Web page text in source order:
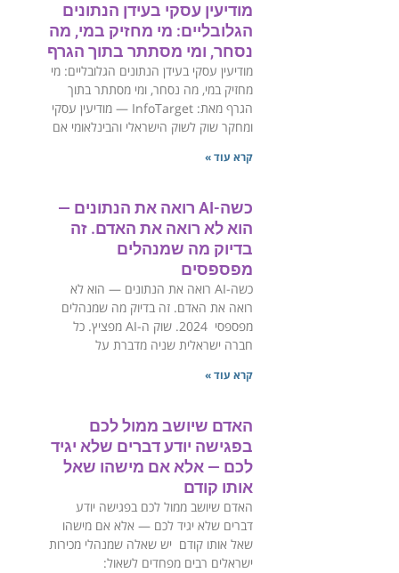
מודיעין עסקי בעידן הנתונים
הגלובליים: מי מחזיק במי, מה
נסחר, ומי מסתתר בתוך הגרף
‏מודיעין עסקי בעידן הנתונים הגלובליים: מי
מחזיק במי, מה נסחר, ומי מסתתר בתוך
הגרף ‏מאת: InfoTarget — מודיעין עסקי
ומחקר שוק לשוק הישראלי והבינלאומי ‏אם
קרא עוד »
כשה-AI רואה את הנתונים —
הוא לא רואה את האדם. זה
בדיוק מה שמנהלים
מפספסים
כשה-AI רואה את הנתונים — הוא לא
רואה את האדם. זה בדיוק מה שמנהלים
מפספסי ‏2024. שוק ה-AI מפציץ. כל
חברה ישראלית שניה מדברת על
קרא עוד »
האדם שיושב ממול לכם
בפגישה יודע דברים שלא יגיד
לכם — אלא אם מישהו שאל
אותו קודם
האדם שיושב ממול לכם בפגישה יודע
דברים שלא יגיד לכם — אלא אם מישהו
שאל אותו קודם ‏יש שאלה שמנהלי מכירות
ישראלים רבים מפחדים לשאול: